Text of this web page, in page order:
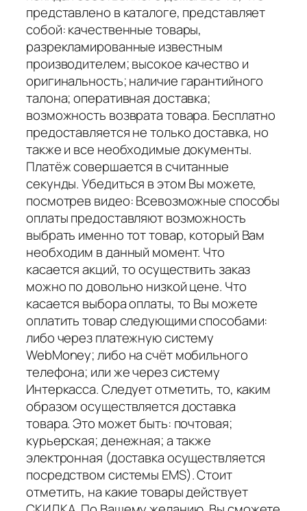
представлено в каталоге, представляет
собой: качественные товары,
разрекламированные известным
производителем; высокое качество и
оригинальность; наличие гарантийного
талона; оперативная доставка;
возможность возврата товара. Бесплатно
предоставляется не только доставка, но
также и все необходимые документы.
Платёж совершается в считанные
секунды. Убедиться в этом Вы можете,
посмотрев видео: Всевозможные способы
оплаты предоставляют возможность
выбрать именно тот товар, который Вам
необходим в данный момент. Что
касается акций, то осуществить заказ
можно по довольно низкой цене. Что
касается выбора оплаты, то Вы можете
оплатить товар следующими способами:
либо через платежную систему
WebMoney; либо на счёт мобильного
телефона; или же через систему
Интеркасса. Следует отметить, то, каким
образом осуществляется доставка
товара. Это может быть: почтовая;
курьерская; денежная; а также
электронная (доставка осуществляется
посредством системы EMS). Стоит
отметить, на какие товары действует